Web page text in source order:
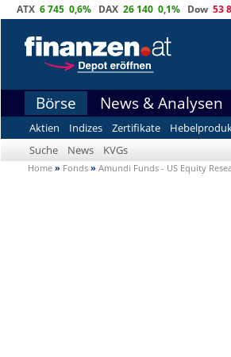
ATX 6 745 0,6% DAX 26 140 0,1% Dow 53
Börse News & Analysen
Aktien Indizes Zertifikate
Suche
News KVGs
Home » Fonds » Amundi Funds - US Equity